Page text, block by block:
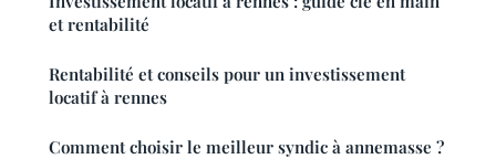
et rentabilité
Rentabilité et conseils pour un investissement
locatif à rennes
Comment choisir le meilleur syndic à annemasse ?